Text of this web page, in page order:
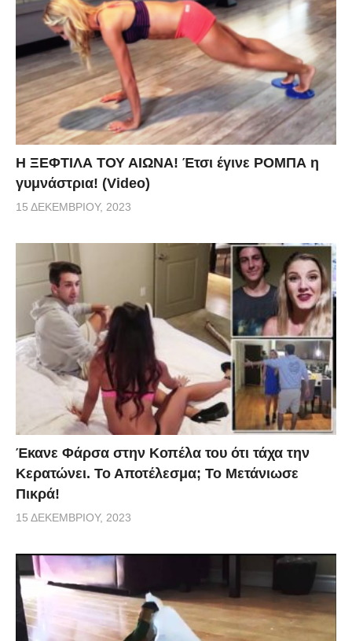
Η ΞΕΦΤΙΛΑ ΤΟΥ ΑΙΩΝΑ! Έτσι έγινε ΡΟΜΠΑ η
γυμνάστρια! (Video)
15 ΔΕΚΕΜΒΡΊΟΥ, 2023
Έκανε Φάρσα στην Κοπέλα του ότι τάχα την
Κερατώνει. Το Αποτέλεσμα; Το Μετάνιωσε
Πικρά!
15 ΔΕΚΕΜΒΡΊΟΥ, 2023